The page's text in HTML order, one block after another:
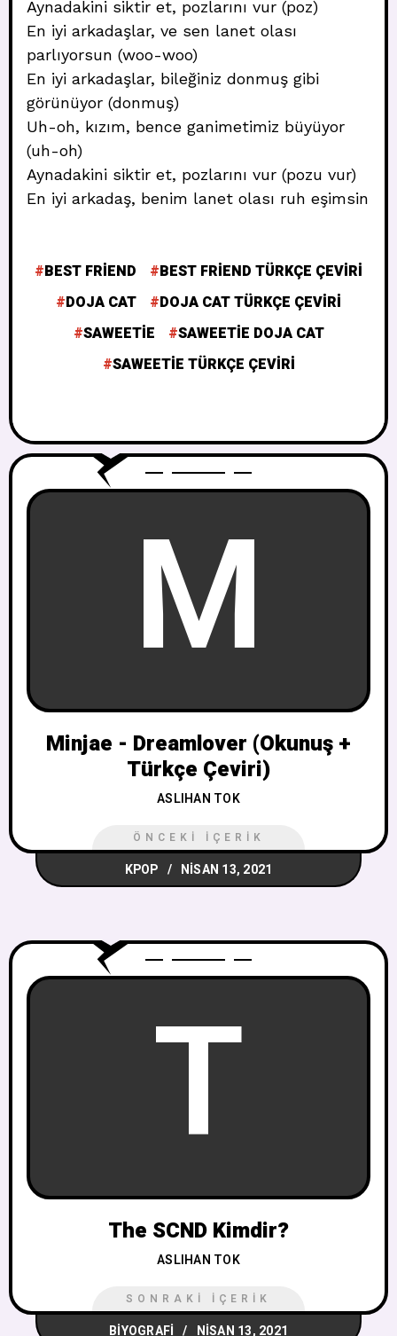
Aynadakini siktir et, pozlarını vur (poz)
En iyi arkadaşlar, ve sen lanet olası
parlıyorsun (woo-woo)
En iyi arkadaşlar, bileğiniz donmuş gibi
görünüyor (donmuş)
Uh-oh, kızım, bence ganimetimiz büyüyor
(uh-oh)
Aynadakini siktir et, pozlarını vur (pozu vur)
En iyi arkadaş, benim lanet olası ruh eşimsin
BEST FRIEND
BEST FRIEND TÜRKÇE ÇEVIRI
DOJA CAT
DOJA CAT TÜRKÇE ÇEVIRI
SAWEETIE
SAWEETIE DOJA CAT
SAWEETIE TÜRKÇE ÇEVIRI
M
Minjae - Dreamlover (Okunuş +
Türkçe Çeviri)
ASLIHAN TOK
ÖNCEKI İÇERIK
KPOP NISAN 13, 2021
T
The SCND Kimdir?
ASLIHAN TOK
SONRAKI İÇERIK
BIYOGRAFI NISAN 13, 2021